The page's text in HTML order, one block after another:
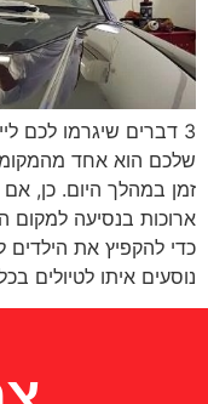
3 דברים שיגרמו לכם
שלכם הוא אחד
זמן במהלך היום. כן,
ארוכות בנסיעה למקום
כדי להקפיץ את הילדים
נוסעים איתו לטיולים